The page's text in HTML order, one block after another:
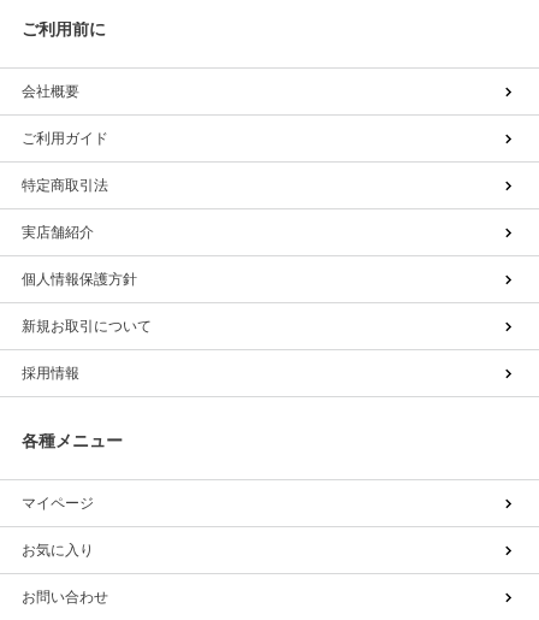
ご利用前に
会社概要
ご利用ガイド
特定商取引法
実店舗紹介
個人情報保護方針
新規お取引について
採用情報
各種メニュー
マイページ
お気に入り
お問い合わせ